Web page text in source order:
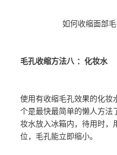
如何收缩面部
毛孔收缩方法八 ：化妆水
使用有收缩毛孔效果的化妆
个是最快最简单的懒人方法
妆水放入冰箱内，待用时，
位，毛孔能立即缩小。